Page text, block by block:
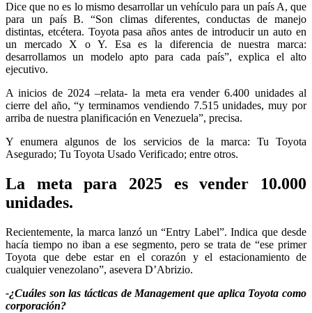
Dice que no es lo mismo desarrollar un vehículo para un país A, que
para un país B. “Son climas diferentes, conductas de manejo
distintas, etcétera. Toyota pasa años antes de introducir un auto en
un mercado X o Y. Esa es la diferencia de nuestra marca:
desarrollamos un modelo apto para cada país”, explica el alto
ejecutivo.
A inicios de 2024 –relata- la meta era vender 6.400 unidades al
cierre del año, “y terminamos vendiendo 7.515 unidades, muy por
arriba de nuestra planificación en Venezuela”, precisa.
Y enumera algunos de los servicios de la marca: Tu Toyota
Asegurado; Tu Toyota Usado Verificado; entre otros.
La meta para 2025 es vender 10.000
unidades.
Recientemente, la marca lanzó un “Entry Label”. Indica que desde
hacía tiempo no iban a ese segmento, pero se trata de “ese primer
Toyota que debe estar en el corazón y el estacionamiento de
cualquier venezolano”, asevera D’Abrizio.
-¿Cuáles son las tácticas de Management que aplica Toyota como
corporación?